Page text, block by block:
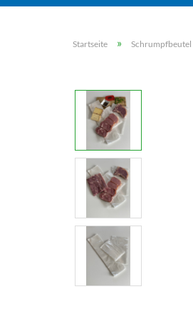
Startseite » Schrumpfbeutel